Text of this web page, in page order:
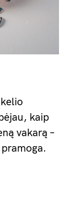
kaip
vakarą –